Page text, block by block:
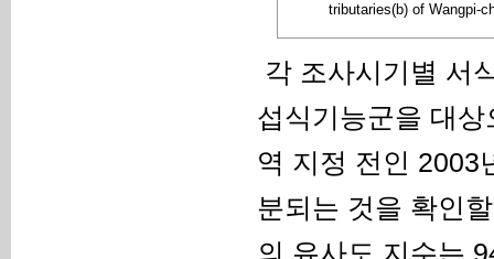
tributaries(b) of Wangpi-
각 조사시기별 서
섭식기능군을 대
역 지정 전인 2003
분되는 것을 확인